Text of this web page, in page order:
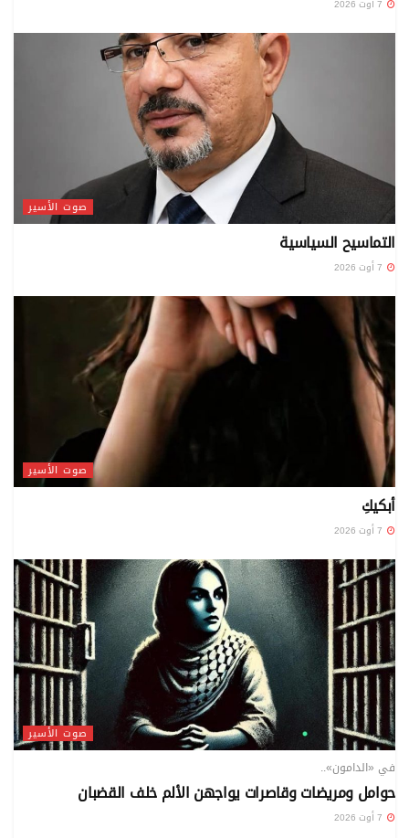
صوت الأسير
التماسيح السياسية
صوت الأسير
أبكيكِ
صوت الأسير
في «الدامون»..
حوامل ومريضات وقاصرات يواجهن الألم خلف القضبان